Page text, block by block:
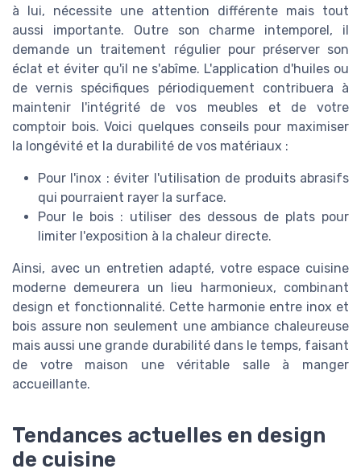
à lui, nécessite une attention différente mais tout
aussi importante. Outre son charme intemporel, il
demande un traitement régulier pour préserver son
éclat et éviter qu'il ne s'abîme. L'application d'huiles ou
de vernis spécifiques périodiquement contribuera à
maintenir l'intégrité de vos meubles et de votre
comptoir bois. Voici quelques conseils pour maximiser
la longévité et la durabilité de vos matériaux :
Pour l'inox : éviter l'utilisation de produits abrasifs
qui pourraient rayer la surface.
Pour le bois : utiliser des dessous de plats pour
limiter l'exposition à la chaleur directe.
Ainsi, avec un entretien adapté, votre espace cuisine
moderne demeurera un lieu harmonieux, combinant
design et fonctionnalité. Cette harmonie entre inox et
bois assure non seulement une ambiance chaleureuse
mais aussi une grande durabilité dans le temps, faisant
de votre maison une véritable salle à manger
accueillante.
Tendances actuelles en design
de cuisine